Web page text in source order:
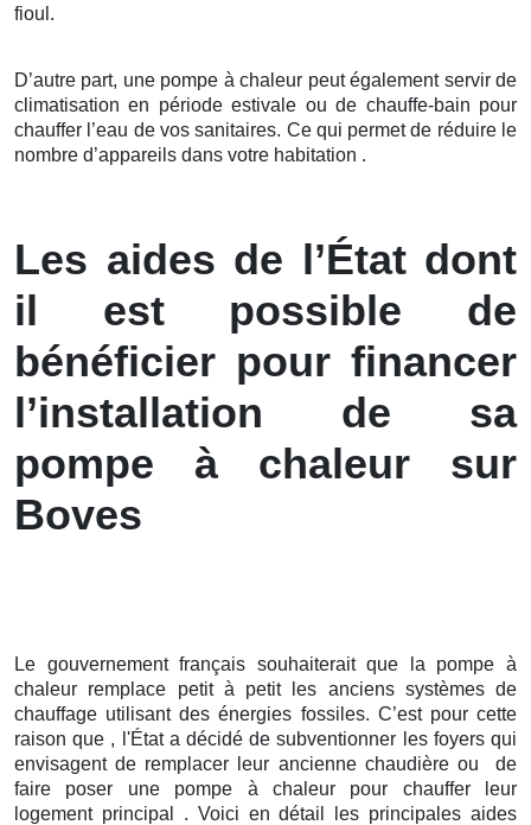
fioul.
D’autre part, une pompe à chaleur peut également servir de
climatisation en période estivale ou de chauffe-bain pour
chauffer l’eau de vos sanitaires. Ce qui permet de réduire le
nombre d’appareils dans votre habitation .
Les aides de l’État dont
il est possible de
bénéficier pour financer
l’installation de sa
pompe à chaleur sur
Boves
Le gouvernement français souhaiterait que la pompe à
chaleur remplace petit à petit les anciens systèmes de
chauffage utilisant des énergies fossiles. C’est pour cette
raison que , l'État a décidé de subventionner les foyers qui
envisagent de remplacer leur ancienne chaudière ou de
faire poser une pompe à chaleur pour chauffer leur
logement principal . Voici en détail les principales aides